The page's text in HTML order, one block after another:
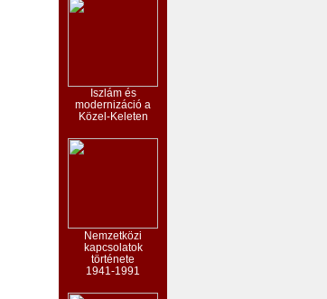
Iszlám és
modernizáció a
Közel-Keleten
Nemzetközi
kapcsolatok
története
1941-1991